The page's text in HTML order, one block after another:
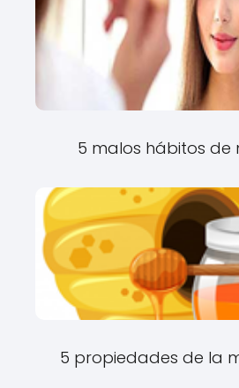
5 malos hábitos de
5 propiedades de la